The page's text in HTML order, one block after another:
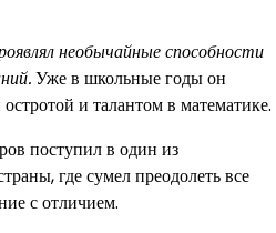
необычайные способности
Уже в школьные годы он
и талантом в математике.
поступил в один из
где сумел преодолеть все
с отличием.